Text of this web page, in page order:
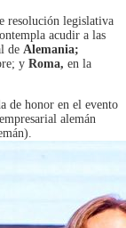
resolución legislativa
acudir a las
de Alemania;
y Roma, en la
de honor en el evento
alemán